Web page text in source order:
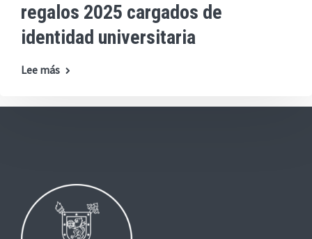
regalos 2025 cargados de
identidad universitaria
Lee más